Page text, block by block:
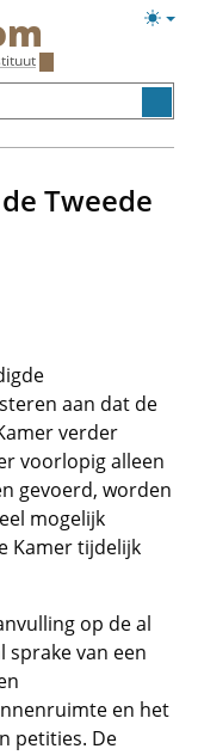
Tweede
aan dat de
verder
voorlopig alleen
gevoerd, worden
mogelijk
Kamer tijdelijk
op de al
sprake van een
en het
petities. De